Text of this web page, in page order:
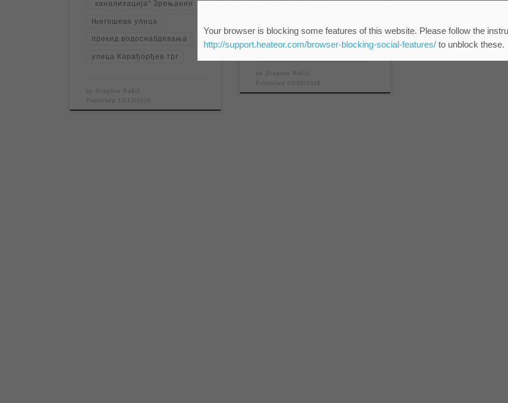
канализација" Зрењанин
Његошева улица
прекид водоснабдевања
улица Карађорђев трг
by
Dragana Rašić
Published
12/12/2016
by
Dragana Rašić
Published 25/08/2016
Your browser is blocking some features of this website. Please follow the
http://support.heateor.com/browser-blocking-social-features/to unblock these.